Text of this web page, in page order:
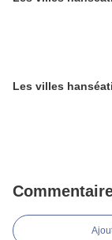
Les villes